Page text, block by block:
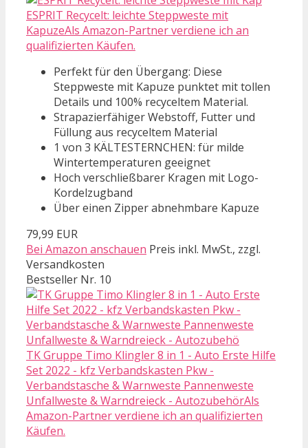
ESPRIT Recycelt: leichte Steppweste mit
KapuzeAls Amazon-Partner verdiene ich an
qualifizierten Käufen.
Perfekt für den Übergang: Diese
Steppweste mit Kapuze punktet mit tollen
Details und 100% recyceltem Material.
Strapazierfähiger Webstoff, Futter und
Füllung aus recyceltem Material
1 von 3 KÄLTESTERNCHEN: für milde
Wintertemperaturen geeignet
Hoch verschließbarer Kragen mit Logo-
Kordelzugband
Über einen Zipper abnehmbare Kapuze
79,99 EUR
Bei Amazon anschauen Preis inkl. MwSt., zzgl.
Versandkosten
Bestseller Nr. 10
TK Gruppe Timo Klingler 8 in 1 - Auto Erste Hilfe
Set 2022 - kfz Verbandskasten Pkw -
Verbandstasche & Warnweste Pannenweste
Unfallweste & Warndreieck - AutozubehörAls
Amazon-Partner verdiene ich an qualifizierten
Käufen.